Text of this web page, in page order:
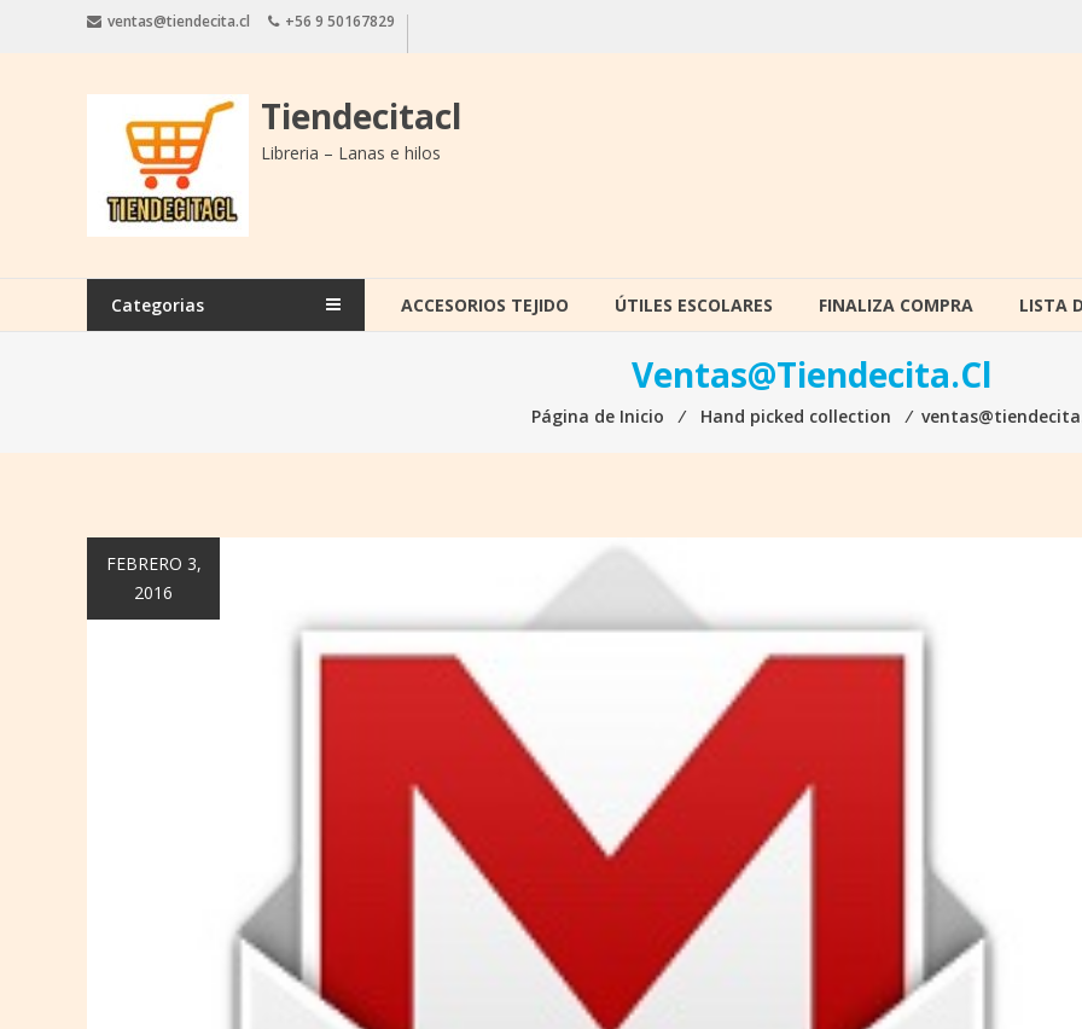
ventas@tiendecita.cl +56 9 50167829
Tiendecitacl
Libreria – Lanas e hilos
Categorias ACCESORIOS TEJIDO ÚTILES ESCOLARES FINALIZA COMPRA LISTA
Ventas@tiendecita.cl
Página de Inicio ⁄ Hand picked collection ⁄
FEBRERO 3,
2016